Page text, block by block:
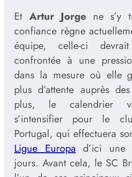
Et Artur Jorge ne s’y
confiance règne
équipe, celle-ci
confrontée à une
dans la mesure où elle
plus d’attente auprès
plus, le calendrier
s’intensifier pour le
Portugal, qui effectuera
Ligue Europad’ici une
jours. Avant cela, le SC